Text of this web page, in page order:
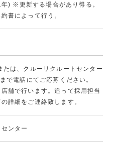
) ※更新する場合があり得る。
書によって行う。
たは、クルーリクルートセンター
電話にてご応募ください。
舗で行います。追って採用担当
詳細をご連絡致します。
ンター